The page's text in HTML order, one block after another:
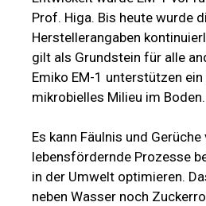
Prof. Higa. Bis heute wurde
Herstellerangaben
gilt als Grundstein für alle
Emiko EM-1 unterstützen
mikrobielles Milieu im Boden.
Es kann Fäulnis und
lebensfördernde Prozesse
in der Umwelt optimieren.
neben Wasser noch